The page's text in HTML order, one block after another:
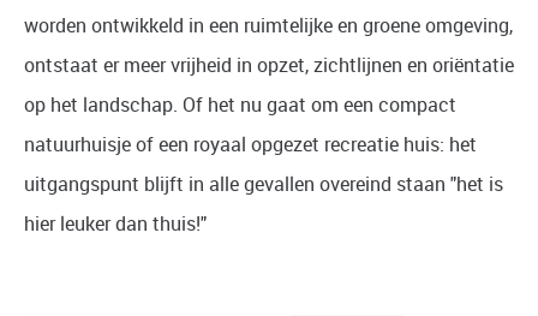
worden ontwikkeld in een ruimtelijke en groene omgeving,
ontstaat er meer vrijheid in opzet, zichtlijnen en oriëntatie
op het landschap. Of het nu gaat om een compact
natuurhuisje of een royaal opgezet recreatie huis: het
uitgangspunt blijft in alle gevallen overeind staan "het is
hier leuker dan thuis!"